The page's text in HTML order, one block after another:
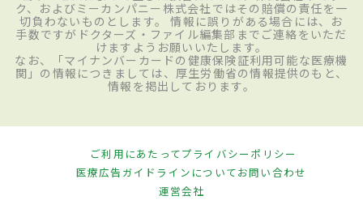
ク、およびミーカンパニー株式会社ではその賠償の責任を一
切負わないものとします。 情報に誤りがある場合には、お
手数ですがドクターズ・ファイル編集部までご連絡をいただ
けますようお願いいたします。
なお、「マイナンバーカードの健康保険証利用可能な医療機
関」の情報につきましては、厚生労働省の情報提供のもと、
情報を掲出しております。
ご利用にあたってプライバシーポリシー
医療広告ガイドラインについてお問い合わせ
運営会社